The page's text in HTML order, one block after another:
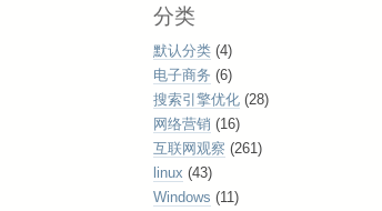
分类
默认分类 (4)
电子商务 (6)
搜索引擎优化 (28)
网络营销 (16)
互联网观察 (261)
linux (43)
Windows (11)